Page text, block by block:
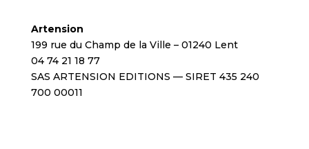
Artension
199 rue du Champ de la Ville – 01240 Lent
04 74 21 18 77
SAS ARTENSION EDITIONS — SIRET 435 240
700 00011